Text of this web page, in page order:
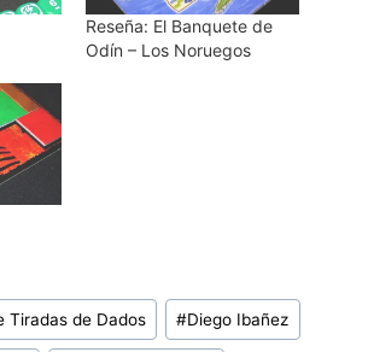
Reseña: El Banquete de
Odín – Los Noruegos
Tiradas de Dados #Diego Ibañez